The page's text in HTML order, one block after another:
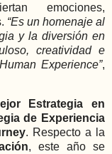
emociones,
“Es un homenaje al
y la diversión en
creatividad e
Experience”,
Estrategia en
de Experiencia
. Respecto a la
, este año se